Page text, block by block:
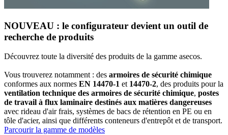
NOUVEAU : le configurateur devient un outil de
recherche de produits
Découvrez toute la diversité des produits de la gamme asecos.
Vous trouverez notamment : des armoires de sécurité chimique
conformes aux normes EN 14470-1 et 14470-2, des produits pour la
ventilation technique des armoires de sécurité chimique, postes
de travail à flux laminaire destinés aux matières dangereuses
avec rideau d'air frais, systèmes de bacs de rétention en PE ou en
tôle d'acier, ainsi que différents conteneurs d'entrepôt et de transport.
Parcourir la gamme de modèles